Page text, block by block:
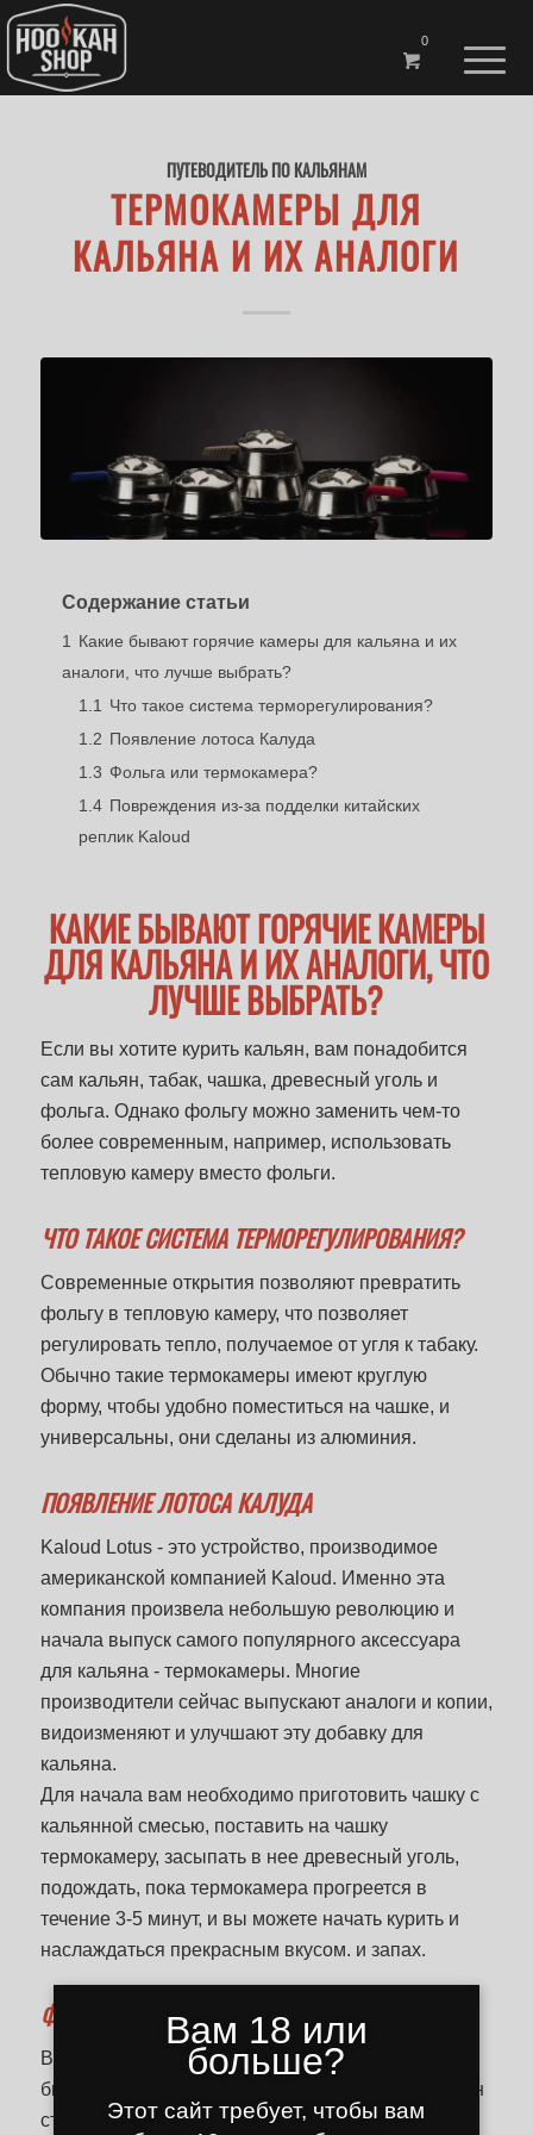
0
ПУТЕВОДИТЕЛЬ ПО КАЛЬЯНАМ
ТЕРМОКАМЕРЫ ДЛЯ
КАЛЬЯНА И ИХ АНАЛОГИ
Содержание статьи
1
Какие бывают горячие камеры для кальяна и их
аналоги, что лучше выбрать?
1.1
Что такое система терморегулирования?
1.2 Появление лотоса Калуда
1.3 Фольга или термокамера?
1.4 Повреждения из-за подделки китайских
реплик Kaloud
КАКИЕ БЫВАЮТ ГОРЯЧИЕ КАМЕРЫ
ДЛЯ КАЛЬЯНА И ИХ АНАЛОГИ, ЧТО
ЛУЧШЕ ВЫБРАТЬ?
Если вы хотите курить кальян, вам понадобится
сам кальян, табак, чашка, древесный уголь и
фольга. Однако фольгу можно заменить чем-то
более современным, например, использовать
тепловую камеру вместо фольги.
ЧТО ТАКОЕ СИСТЕМА ТЕРМОРЕГУЛИРОВАНИЯ?
Современные открытия позволяют превратить
фольгу в тепловую камеру, что позволяет
регулировать тепло, получаемое от угля к табаку.
Обычно такие термокамеры имеют круглую
форму, чтобы удобно поместиться на чашке, и
универсальны, они сделаны из алюминия.
ПОЯВЛЕНИЕ ЛОТОСА КАЛУДА
Kaloud Lotus - это устройство, производимое
американской компанией Kaloud. Именно эта
компания произвела небольшую революцию и
начала выпуск самого популярного аксессуара
для кальяна - термокамеры. Многие
производители сейчас выпускают аналоги и копии,
видоизменяют и улучшают эту добавку для
кальяна.
Для начала вам необходимо приготовить чашку с
кальянной смесью, поставить на чашку
термокамеру, засыпать в нее древесный уголь,
подождать, пока термокамера прогреется в
течение 3-5 минут, и вы можете начать курить и
наслаждаться прекрасным вкусом. и запах.
ФОЛЬГА ИЛИ ТЕРМОКАМЕРА?
Всю жизнь все курили кальян с фольгой и всем
было хорошо, пока не появился Калуд. Почему он
стал таким популярным? Потому что в
Вам 18 или
больше?
Этот сайт требует, чтобы вам